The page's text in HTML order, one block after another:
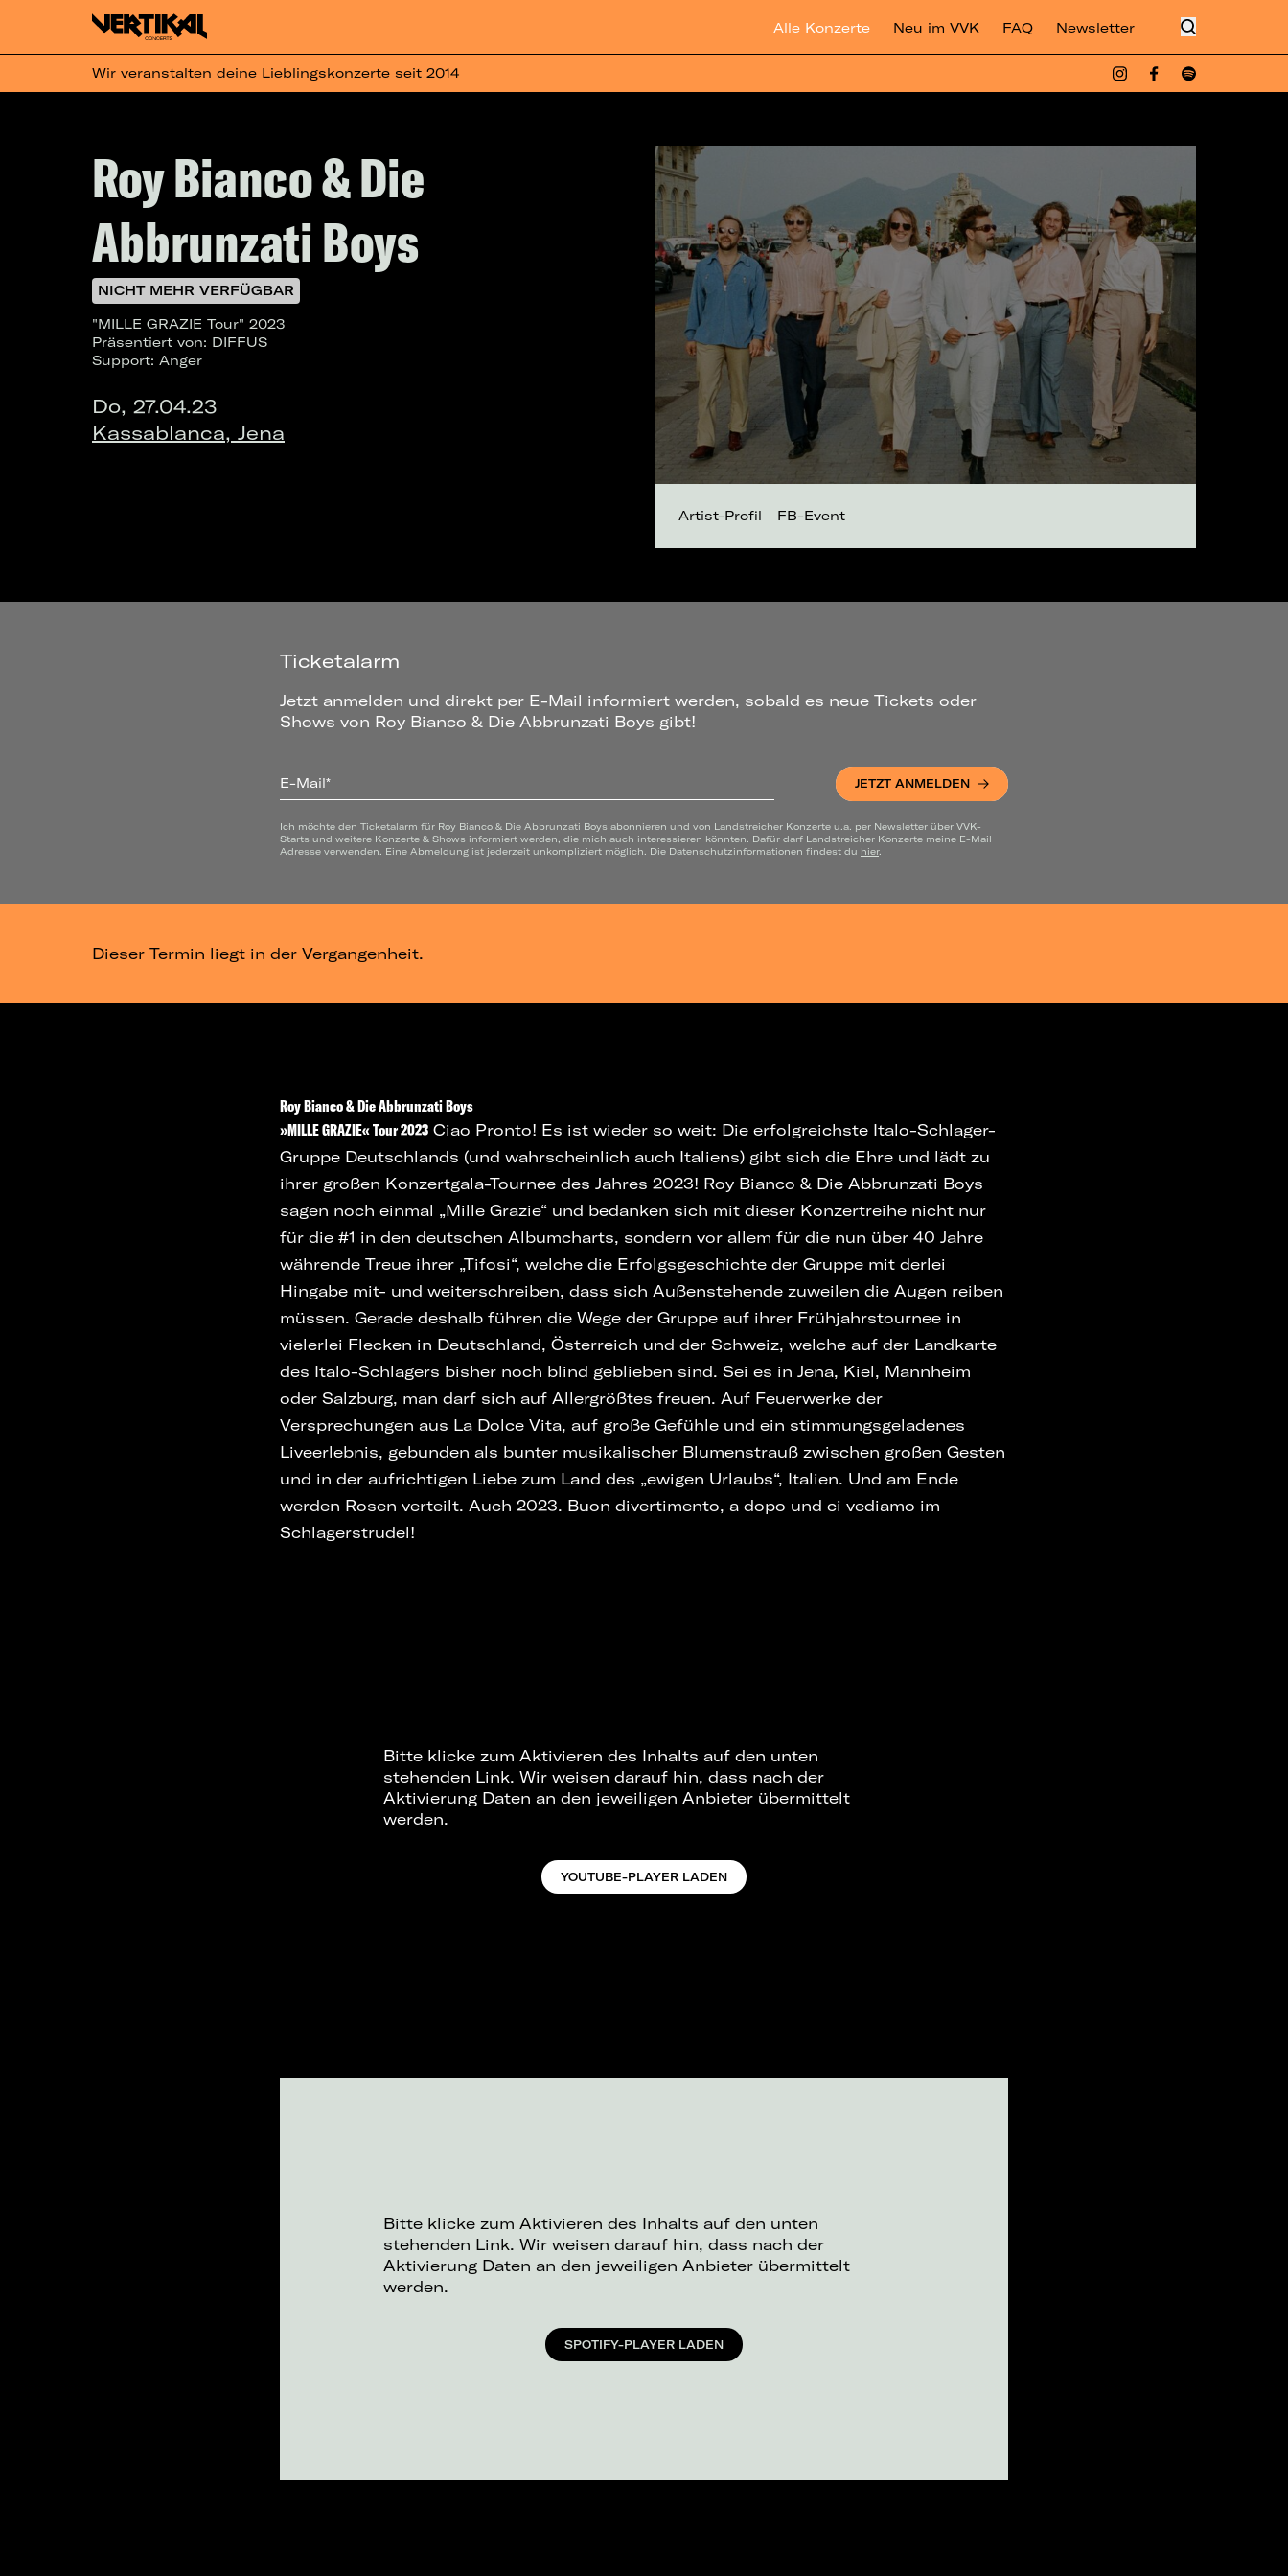
Alle Konzerte Neu im VVK FAQ Newsletter
Wir veranstalten deine Lieblingskonzerte seit 2014
Roy Bianco & Die
Abbrunzati Boys
NICHT MEHR VERFÜGBAR
"MILLE GRAZIE Tour" 2023
Präsentiert von: DIFFUS
Support: Anger
Do, 27.04.23
Kassablanca, Jena
Artist-Profil FB-Event
Ticketalarm
Jetzt anmelden und direkt per E-Mail informiert werden, sobald es neue Tickets oder
Shows von Roy Bianco & Die Abbrunzati Boys gibt!
E-Mail* JETZT ANMELDEN
Ich möchte den Ticketalarm für Roy Bianco & Die Abbrunzati Boys abonnieren und von Landstreicher Konzerte u.a. per Newsletter über VVK-
Starts und weitere Konzerte & Shows informiert werden, die mich auch interessieren könnten. Dafür darf Landstreicher Konzerte meine E-Mail
Adresse verwenden. Eine Abmeldung ist jederzeit unkompliziert möglich. Die Datenschutzinformationen findest du hier.
Dieser Termin liegt in der Vergangenheit.
Roy Bianco & Die Abbrunzati Boys
»MILLE GRAZIE« Tour 2023 Ciao Pronto! Es ist wieder so weit: Die erfolgreichste Italo-Schlager-
Gruppe Deutschlands (und wahrscheinlich auch Italiens) gibt sich die Ehre und lädt zu
ihrer großen Konzertgala-Tournee des Jahres 2023! Roy Bianco & Die Abbrunzati Boys
sagen noch einmal „Mille Grazie“ und bedanken sich mit dieser Konzertreihe nicht nur
für die #1 in den deutschen Albumcharts, sondern vor allem für die nun über 40 Jahre
währende Treue ihrer „Tifosi“, welche die Erfolgsgeschichte der Gruppe mit derlei
Hingabe mit- und weiterschreiben, dass sich Außenstehende zuweilen die Augen reiben
müssen. Gerade deshalb führen die Wege der Gruppe auf ihrer Frühjahrstournee in
vielerlei Flecken in Deutschland, Österreich und der Schweiz, welche auf der Landkarte
des Italo-Schlagers bisher noch blind geblieben sind. Sei es in Jena, Kiel, Mannheim
oder Salzburg, man darf sich auf Allergrößtes freuen. Auf Feuerwerke der
Versprechungen aus La Dolce Vita, auf große Gefühle und ein stimmungsgeladenes
Liveerlebnis, gebunden als bunter musikalischer Blumenstrauß zwischen großen Gesten
und in der aufrichtigen Liebe zum Land des „ewigen Urlaubs“, Italien. Und am Ende
werden Rosen verteilt. Auch 2023. Buon divertimento, a dopo und ci vediamo im
Schlagerstrudel!
Bitte klicke zum Aktivieren des Inhalts auf den unten
stehenden Link. Wir weisen darauf hin, dass nach der
Aktivierung Daten an den jeweiligen Anbieter übermittelt
werden.
YOUTUBE-PLAYER LADEN
Bitte klicke zum Aktivieren des Inhalts auf den unten
stehenden Link. Wir weisen darauf hin, dass nach der
Aktivierung Daten an den jeweiligen Anbieter übermittelt
werden.
SPOTIFY-PLAYER LADEN